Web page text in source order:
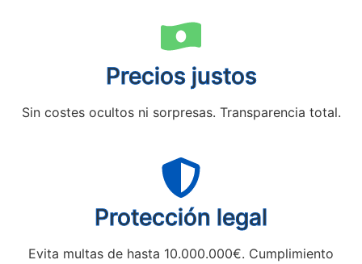
Precios justos
Sin costes ocultos ni sorpresas. Transparencia total.
Protección legal
Evita multas de hasta 10.000.000€. Cumplimiento